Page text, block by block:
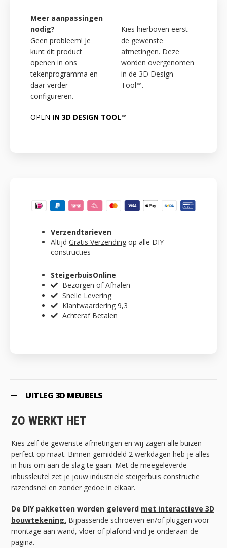
Meer aanpassingen
nodig?
Geen probleem! Je
kunt dit product
openen in ons
tekenprogramma en
daar verder
configureren.
Kies hierboven eerst
de gewenste
afmetingen. Deze
worden overgenomen
in de 3D Design
Tool™.
OPEN IN 3D DESIGN TOOL™
Verzendtarieven
Altijd Gratis Verzending op alle DIY
constructies
SteigerbuisOnline
Bezorgen of Afhalen
Snelle Levering
Klantwaardering 9,3
Achteraf Betalen
UITLEG 3D MEUBELS
ZO WERKT HET
Kies zelf de gewenste afmetingen en wij zagen alle buizen
perfect op maat. Binnen gemiddeld 2 werkdagen heb je alles
in huis om aan de slag te gaan. Met de meegeleverde
inbussleutel zet je jouw industriële steigerbuis constructie
razendsnel en zonder gedoe in elkaar.
De DIY pakketten worden geleverd met interactieve 3D
bouwtekening. Bijpassende schroeven en/of pluggen voor
montage aan wand, vloer of plafond vind je onderaan de
pagina.